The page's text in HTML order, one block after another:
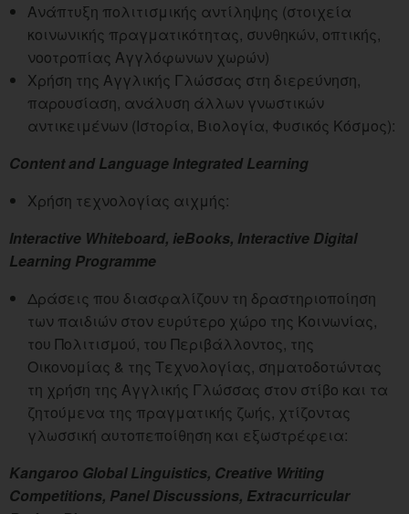
Ανάπτυξη πολιτισμικής αντίληψης (στοιχεία
κοινωνικής πραγματικότητας, συνθηκών, οπτικής,
νοοτροπίας Αγγλόφωνων χωρών)
Χρήση της Αγγλικής Γλώσσας στη διερεύνηση,
παρουσίαση, ανάλυση άλλων γνωστικών
αντικειμένων (Ιστορία, Βιολογία, Φυσικός Κόσμος):
Content and Language Integrated Learning
Χρήση τεχνολογίας αιχμής:
Interactive Whiteboard, ieBooks, Interactive Digital
Learning Programme
Δράσεις που διασφαλίζουν τη δραστηριοποίηση
των παιδιών στον ευρύτερο χώρο της Κοινωνίας,
του Πολιτισμού, του Περιβάλλοντος, της
Οικονομίας & της Τεχνολογίας, σηματοδοτώντας
τη χρήση της Αγγλικής Γλώσσας στον στίβο και τα
ζητούμενα της πραγματικής ζωής, χτίζοντας
γλωσσική αυτοπεποίθηση και εξωστρέφεια:
Kangaroo Global Linguistics, Creative Writing
Competitions, Panel Discussions, Extracurricular